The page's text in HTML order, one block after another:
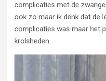
complicaties met de
ook zo maar ik denk dat de
complicaties was maar het
krolsheden.